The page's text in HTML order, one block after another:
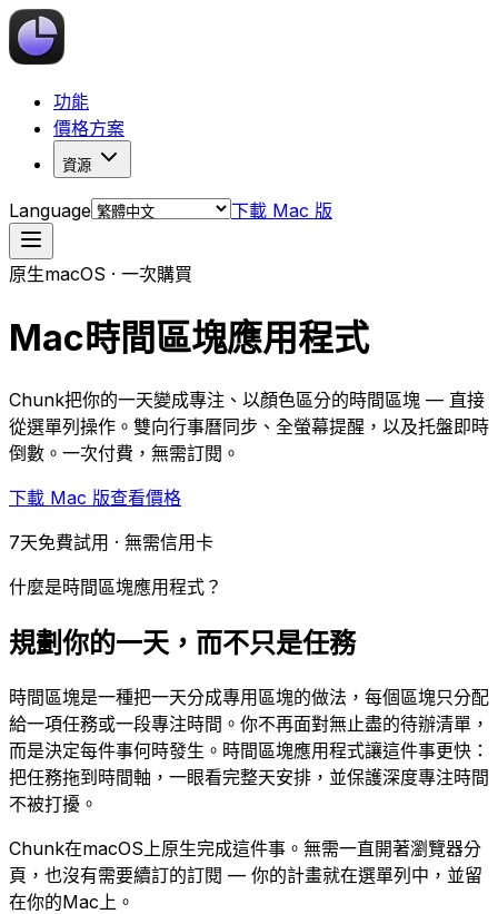
功能
價格方案
資源
Language 下載 Mac 版
原生macOS · 一次購買
Mac時間區塊應用程式
Chunk把你的一天變成專注、以顏色區分的時間區塊 — 直接
從選單列操作。雙向行事曆同步、全螢幕提醒，以及托盤即時
倒數。一次付費，無需訂閱。
下載 Mac 版查看價格
7天免費試用 · 無需信用卡
什麼是時間區塊應用程式？
規劃你的一天，而不只是任務
時間區塊是一種把一天分成專用區塊的做法，每個區塊只分配
給一項任務或一段專注時間。你不再面對無止盡的待辦清單，
而是決定每件事何時發生。時間區塊應用程式讓這件事更快：
把任務拖到時間軸，一眼看完整天安排，並保護深度專注時間
不被打擾。
Chunk在macOS上原生完成這件事。無需一直開著瀏覽器分
頁，也沒有需要續訂的訂閱 — 你的計畫就在選單列中，並留
在你的Mac上。